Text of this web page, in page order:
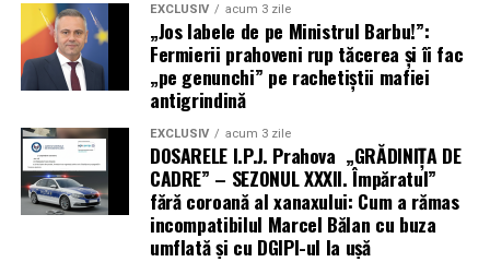
EXCLUSIV acum 3 zile
„Jos labele de pe Ministrul Barbu!”:
Fermierii prahoveni rup tăcerea și îi fac
„pe genunchi” pe rachetiștii mafiei
antigrindină
EXCLUSIV acum 3 zile
DOSARELE I.P.J. Prahova „GRĂDINIȚA DE
CADRE” – SEZONUL XXXII. Împăratul”
fără coroană al xanaxului: Cum a rămas
incompatibilul Marcel Bălan cu buza
umflată și cu DGIPI-ul la ușă